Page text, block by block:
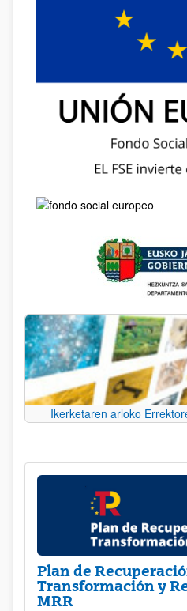
Ikerketaren arloko
Plan de
Transformación y
MRR